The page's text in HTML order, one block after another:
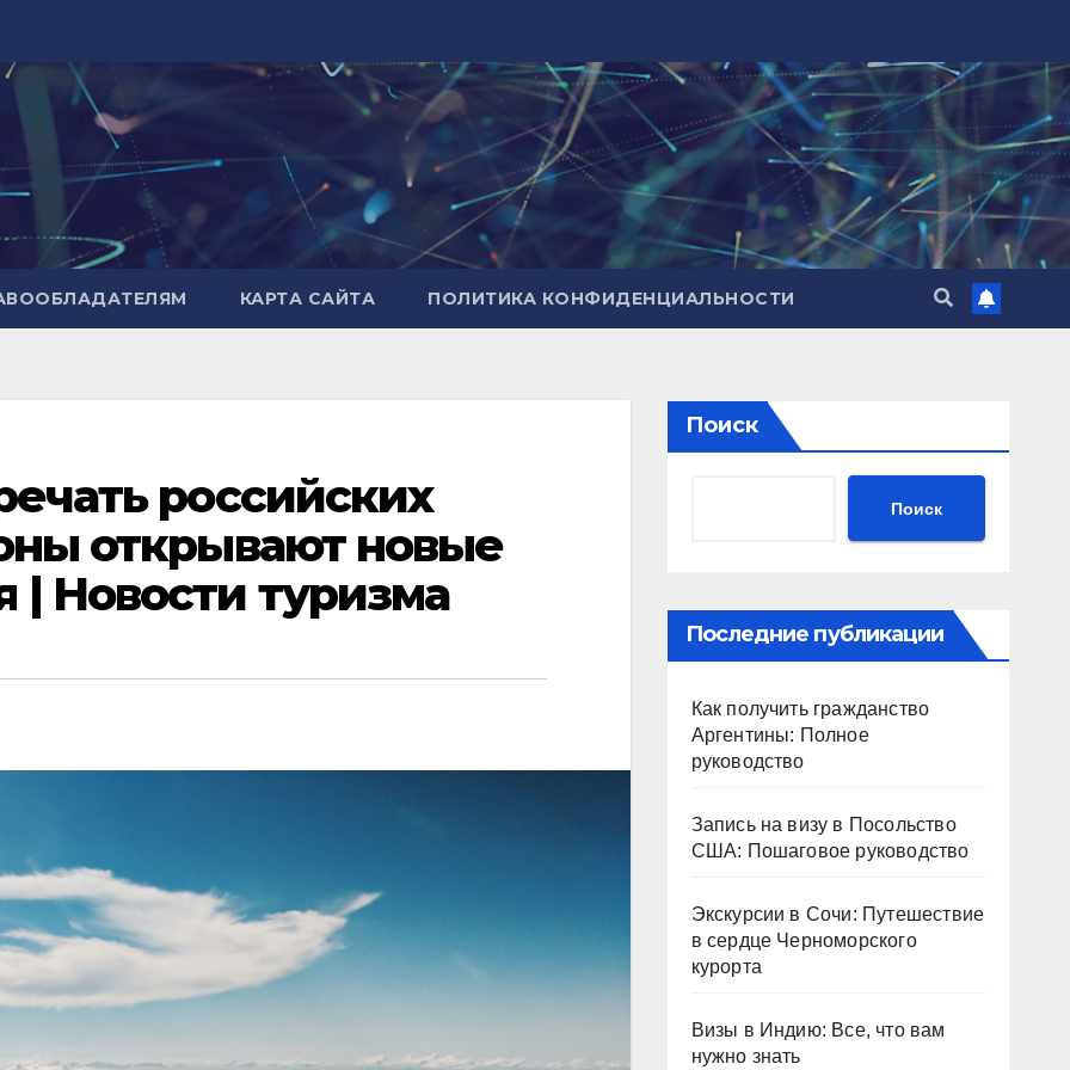
КАРТА САЙТА ПОЛИТИКА КОНФИДЕНЦИАЛЬНОСТИ
российских
открывают новые
| Новости туризма
Поиск
Поиск
Последние публикации
Как получить гражданство
Аргентины: Полное
руководство
Запись на визу в Посольство
США: Пошаговое руководство
Экскурсии в Сочи: Путешествие
в сердце Черноморского
курорта
Визы в Индию: Все, что вам
нужно знать